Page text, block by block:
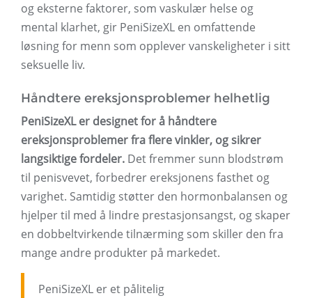
og eksterne faktorer, som vaskulær helse og
mental klarhet, gir PeniSizeXL en omfattende
løsning for menn som opplever vanskeligheter i sitt
seksuelle liv.
Håndtere ereksjonsproblemer helhetlig
PeniSizeXL er designet for å håndtere
ereksjonsproblemer fra flere vinkler, og sikrer
langsiktige fordeler. Det fremmer sunn blodstrøm
til penisvevet, forbedrer ereksjonens fasthet og
varighet. Samtidig støtter den hormonbalansen og
hjelper til med å lindre prestasjonsangst, og skaper
en dobbeltvirkende tilnærming som skiller den fra
mange andre produkter på markedet.
PeniSizeXL er et pålitelig